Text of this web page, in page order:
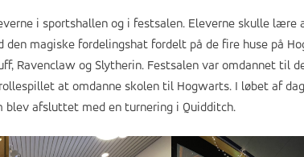
i sportshallen og i festsalen. Eleverne skulle
den magiske fordelingshat fordelt på de fire huse på
Ravenclaw og Slytherin. Festsalen var omdannet til
at omdanne skolen til Hogwarts. I løbet af
blev afsluttet med en turnering i Quidditch.